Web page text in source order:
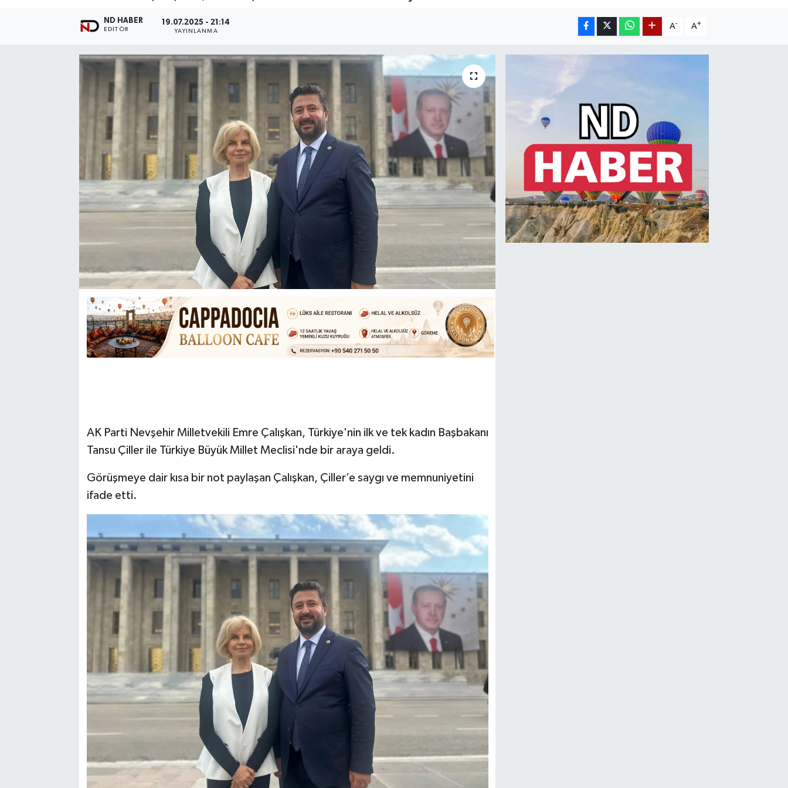
ND HABER
EDITÖR
19.07.2025 - 21:14
YAYINLANMA
A- A+
AK Parti Nevşehir Milletvekili Emre Çalışkan, Türkiye'nin ilk ve tek kadın Başbakanı
Tansu Çiller ile Türkiye Büyük Millet Meclisi'nde bir araya geldi.
Görüşmeye dair kısa bir not paylaşan Çalışkan, Çiller’e saygı ve memnuniyetini
ifade etti.